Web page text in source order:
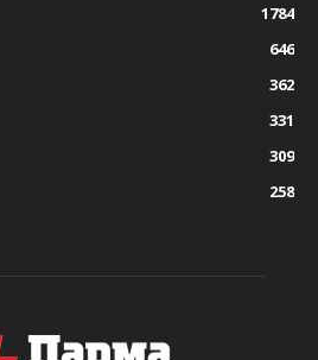
1784
646
362
331
309
258